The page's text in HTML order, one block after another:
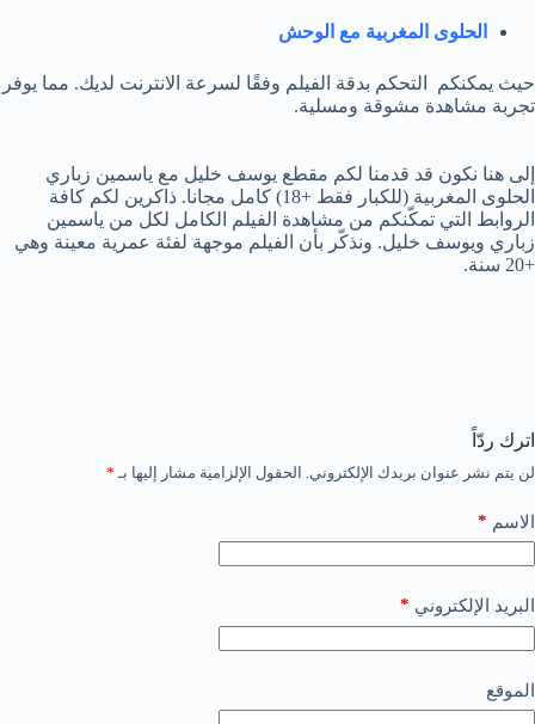
الحلوى المغربية مع الوحش
حيث يمكنكم التحكم بدقة الفيلم وفقًا لسرعة الانترنت لديك. مما يوفر
تجربة مشاهدة مشوقة ومسلية.
إلى هنا نكون قد قدمنا لكم مقطع يوسف خليل مع ياسمين زباري
الحلوى المغربية (للكبار فقط +18) كامل مجانا. ذاكرين لكم كافة
الروابط التي تمكّنكم من مشاهدة الفيلم الكامل لكل من ياسمين
زباري ويوسف خليل. ونذكّر بأن الفيلم موجهة لفئة عمرية معينة وهي
+20 سنة.
اترك ردّاً
لن يتم نشر عنوان بريدك الإلكتروني. الحقول الإلزامية مشار إليها بـ *
الاسم *
البريد الإلكتروني *
الموقع